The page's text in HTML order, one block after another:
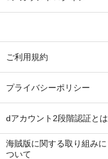
ご利用規約
プライバシーポリシー
dアカウント2段階認証とは
海賊版に関する取り組みに
ついて